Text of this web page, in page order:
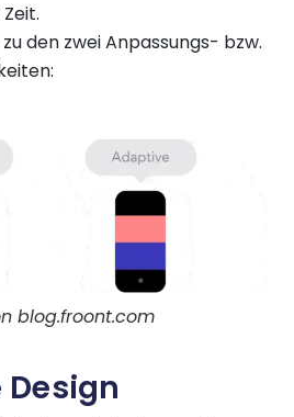
den zwei Anpassungs- bzw.
blog.froont.com
Design